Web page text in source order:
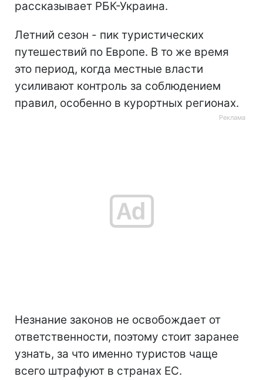
рассказывает РБК-Украина.
Летний сезон - пик туристических
путешествий по Европе. В то же время
это период, когда местные власти
усиливают контроль за соблюдением
правил, особенно в курортных регионах.
Незнание законов не освобождает от
ответственности, поэтому стоит заранее
узнать, за что именно туристов чаще
всего штрафуют в странах ЕС.